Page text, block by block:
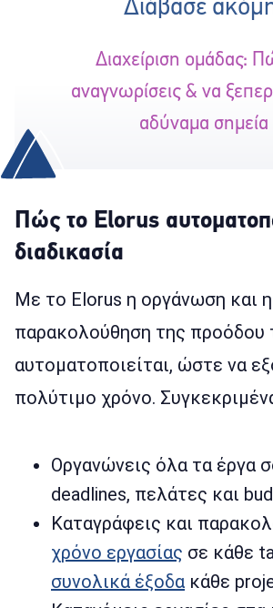
Διάβασε
Διαχείριση ομάδας:
αναγνωρίσεις & να
αδύναμα σημεία
Πώς το Elorus
διαδικασία
Με το Elorus η οργάνωση και η
παρακολούθηση της προόδου
αυτοματοποιείται, ώστε να
πολύτιμο χρόνο.
Οργανώνεις όλα τα έργα
deadlines, πελάτες και
Καταγράφεις και
χρόνο εργασίας σε κάθε
συνολικά έξοδα κάθε